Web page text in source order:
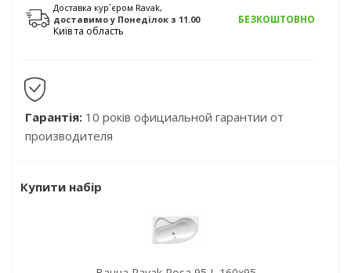
Доставка кур`єром Ravak,
доставимоу Понеділок з 11.00
Київ та область
БЕЗКОШТОВНО
Гарантія: 10 років официальной гарантии от
производителя
Купити набір